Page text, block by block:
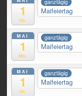
1
Sa.
Maifeiertag
MAI
1
Mo.
ganztägig
Maifeiertag
MAI
1
Di.
ganztägig
Maifeiertag